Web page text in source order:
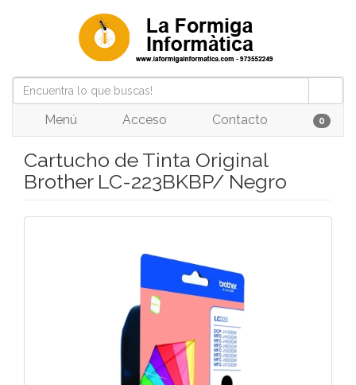
Menú Acceso Contacto 0
Cartucho de Tinta Original
Brother LC-223BKBP/ Negro